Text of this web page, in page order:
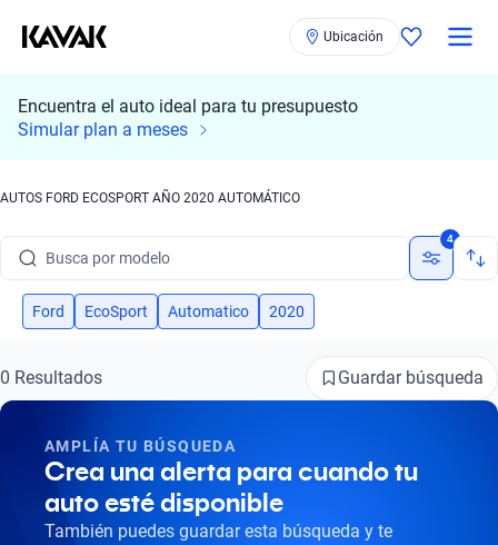
Ubicación
Encuentra el auto ideal para tu presupuesto
Simular plan a meses
AUTOS FORD ECOSPORT AÑO 2020 AUTOMÁTICO
Busca por versión
Busca por año
Busca por modelo
Busca por versión
Busca por año
4
Ford EcoSport Automatico 2020
0 Resultados Guardar búsqueda
AMPLÍA TU BÚSQUEDA
Crea una alerta para cuando tu
auto esté disponible
También puedes guardar esta búsqueda y te